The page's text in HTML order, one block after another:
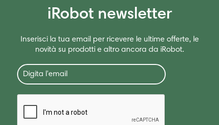
iRobot newsletter
Inserisci la tua email per ricevere le ultime offerte, le
novità su prodotti e altro ancora da iRobot.